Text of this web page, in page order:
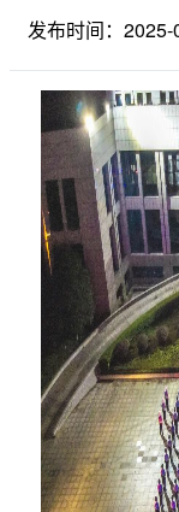
发布时间：2025-